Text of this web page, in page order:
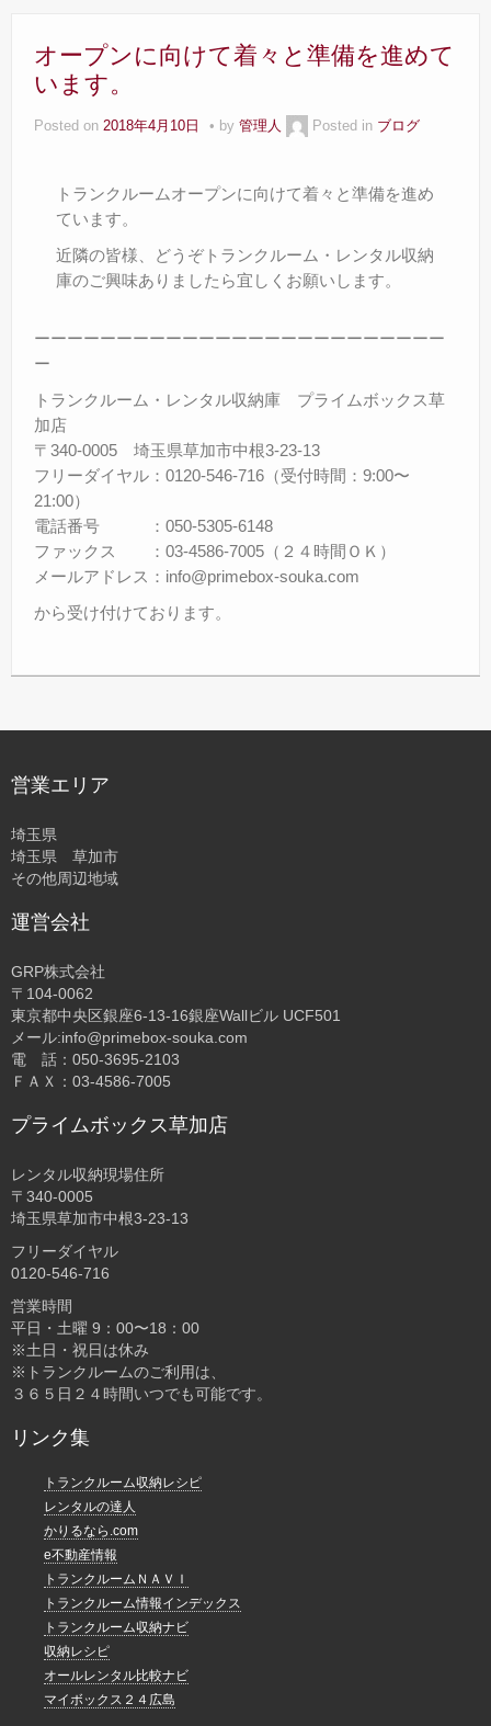
オープンに向けて着々と準備を進めて
います。
Posted on 2018年4月10日 by 管理人 Posted in ブログ
トランクルームオープンに向けて着々と準備を進め
ています。
近隣の皆様、どうぞトランクルーム・レンタル収納
庫のご興味ありましたら宜しくお願いします。
ーーーーーーーーーーーーーーーーーーーーーーーーー
ー
トランクルーム・レンタル収納庫 プライムボックス草
加店
〒340-0005 埼玉県草加市中根3-23-13
フリーダイヤル：0120-546-716（受付時間：9:00〜
21:00）
電話番号 ：050-5305-6148
ファックス ：03-4586-7005（２４時間ＯＫ）
メールアドレス：info@primebox-souka.com
から受け付けております。
営業エリア
埼玉県
埼玉県 草加市
その他周辺地域
運営会社
GRP株式会社
〒104-0062
東京都中央区銀座6-13-16銀座Wallビル UCF501
メール:info@primebox-souka.com
電 話：050-3695-2103
ＦＡＸ：03-4586-7005
プライムボックス草加店
レンタル収納現場住所
〒340-0005
埼玉県草加市中根3-23-13
フリーダイヤル
0120-546-716
営業時間
平日・土曜 9：00〜18：00
※土日・祝日は休み
※トランクルームのご利用は、
３６５日２４時間いつでも可能です。
リンク集
トランクルーム収納レシピ
レンタルの達人
かりるなら.com
e不動産情報
トランクルームＮＡＶＩ
トランクルーム情報インデックス
トランクルーム収納ナビ
収納レシピ
オールレンタル比較ナビ
マイボックス２４広島